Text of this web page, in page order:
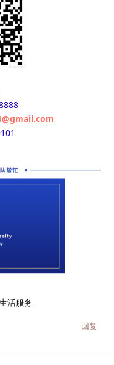
活服务
回复